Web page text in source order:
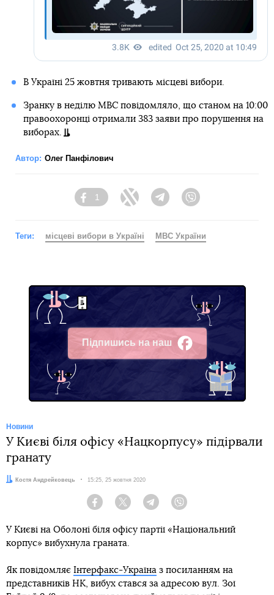
В Україні 25 жовтня тривають місцеві вибори.
Зранку в неділю МВС повідомляло, що станом на 10:00
правоохоронці отримали 383 заяви про порушення на
виборах.
Автор: Олег Панфілович
Facebook
1
Twitter TelegramViber
Теги: місцеві вибори в Україні МВС України
Підпишись на наш
Facebook
Новини
У Києві біля офісу «Нацкорпусу» підірвали
гранату
Автор:Костя Андрейковець Дата:
15:25, 25 жовтня 2020
Facebook Twitter Telegram
У Києві на Оболоні біля офісу партії «Національний
корпус» вибухнула граната.
Як повідомляє Інтерфакс-Україна з посиланням на
представників НК, вибух стався за адресою вул. Зої